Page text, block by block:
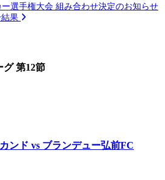
選手権大会 組み合わせ決定のお知らせ
果
グ 第12節
ンド vs ブランデュー弘前FC